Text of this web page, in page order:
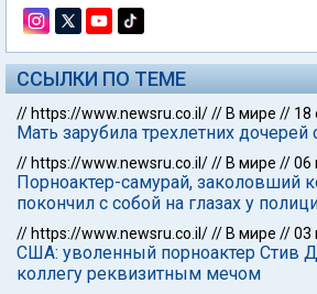
ССЫЛКИ ПО ТЕМЕ
// https://www.newsru.co.il/// В мире // 18
Мать зарубила трехлетних
// https://www.newsru.co.il/// В мире //06
Порноактер-самурай, заколовший
покончил с собой на глазах у
// https://www.newsru.co.il/// В мире //03
США: уволенный порноактер Стив
коллегу реквизитным мечом